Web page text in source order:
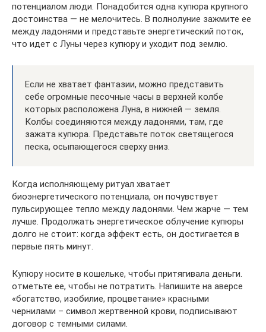
потенциалом люди. Понадобится одна купюра крупного
достоинства — не мелочитесь. В полнолуние зажмите ее
между ладонями и представьте энергетический поток,
что идет с Луны через купюру и уходит под землю.
Если не хватает фантазии, можно представить
себе огромные песочные часы в верхней колбе
которых расположена Луна, в нижней — земля.
Колбы соединяются между ладонями, там, где
зажата купюра. Представьте поток светящегося
песка, осыпающегося сверху вниз.
Когда исполняющему ритуал хватает
биоэнергетического потенциала, он почувствует
пульсирующее тепло между ладонями. Чем жарче — тем
лучше. Продолжать энергетическое облучение купюры
долго не стоит: когда эффект есть, он достигается в
первые пять минут.
Купюру носите в кошельке, чтобы притягивала деньги.
отметьте ее, чтобы не потратить. Напишите на аверсе
«богатство, изобилие, процветание» красными
чернилами – символ жертвенной крови, подписывают
договор с темными силами.